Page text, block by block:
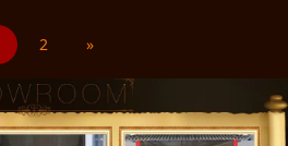
2 »